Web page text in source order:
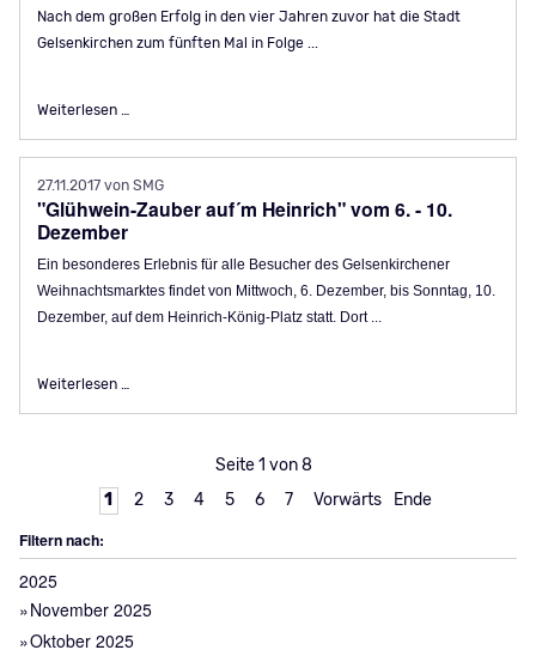
Nach dem großen Erfolg in den vier Jahren zuvor hat die Stadt
Gelsenkirchen zum fünften Mal in Folge ...
Weiterlesen …
27.11.2017von SMG
"Glühwein-Zauber auf´m Heinrich" vom 6. - 10.
Dezember
Ein besonderes Erlebnis für alle Besucher des Gelsenkirchener
Weihnachtsmarktes findet von Mittwoch, 6. Dezember, bis Sonntag, 10.
Dezember, auf dem Heinrich-König-Platz statt. Dort ...
Weiterlesen …
Seite 1 von 8
1
2 3 4 5 6 7 Vorwärts Ende
Filtern nach:
2025
November 2025
Oktober 2025